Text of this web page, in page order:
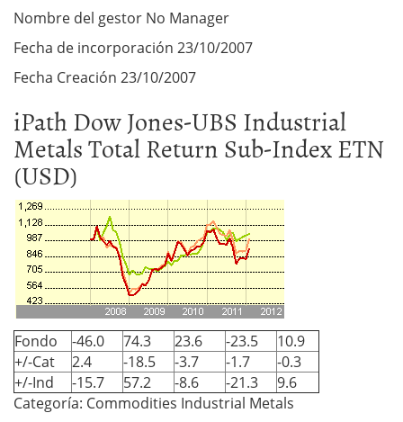
Nombre del gestor No Manager
Fecha de incorporación 23/10/2007
Fecha Creación 23/10/2007
iPath Dow Jones-UBS Industrial
Metals Total Return Sub-Index ETN
(USD)
Fondo -46.0 74.3 23.6 -23.5
10.9
+/-Cat
2.4 -18.5 -3.7 -1.7
-0.3
+/-Ind
-15.7 57.2 -8.6 -21.3
9.6
Categoría: Commodities Industrial Metals